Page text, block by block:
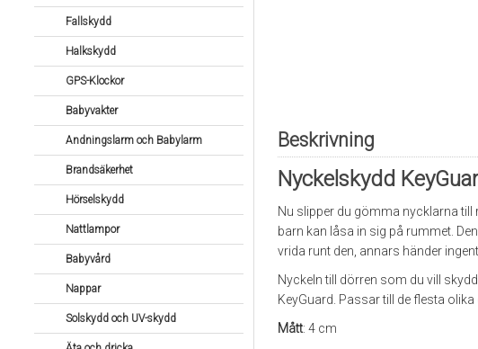
Fallskydd
Halkskydd
GPS-Klockor
Babyvakter
Andningslarm och Babylarm
Brandsäkerhet
Hörselskydd
Nattlampor
Babyvård
Nappar
Solskydd och UV-skydd
Beskrivning
Nyckelskydd
Nu slipper du gömma nycklarna till
barn kan låsa in sig på rummet.
vrida runt den, annars händer
Nyckeln till dörren som du vill
KeyGuard. Passar till de flesta
Mått: 4 cm